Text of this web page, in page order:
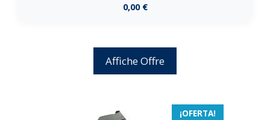
0,00 €
Affiche Offre
¡OFERTA!